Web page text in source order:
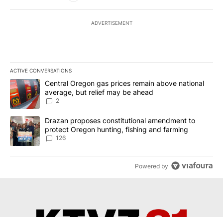
ADVERTISEMENT
ACTIVE CONVERSATIONS
The following is a list of the most commented articles in the last
A trending article titled "Central Oregon gas prices remain
Central Oregon gas prices remain above national
average, but relief may be ahead
2
A trending article titled "Drazan proposes constitutional
Drazan proposes constitutional amendment to
protect Oregon hunting, fishing and farming
126
Powered by